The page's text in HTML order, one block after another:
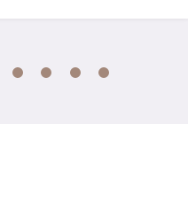
6 7 8 9